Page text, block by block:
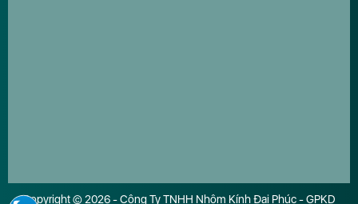
Copyright © 2026 - Công Ty TNHH Nhôm Kính Đại Phúc - GPKD